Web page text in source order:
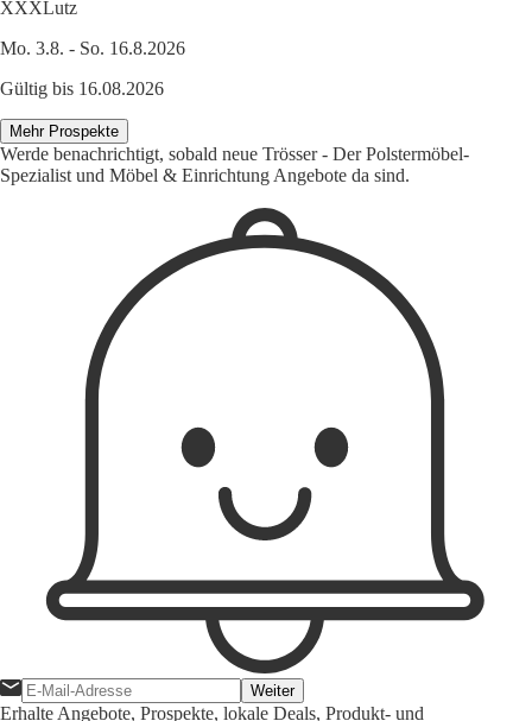
XXXLutz
Mo. 3.8. - So. 16.8.2026
Gültig bis 16.08.2026
Mehr Prospekte
Werde benachrichtigt, sobald neue Trösser - Der Polstermöbel-
Spezialist und Möbel & Einrichtung Angebote da sind.
Weiter
Erhalte Angebote, Prospekte, lokale Deals, Produkt- und